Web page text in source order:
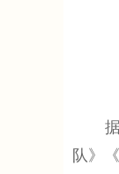
据猫
队》